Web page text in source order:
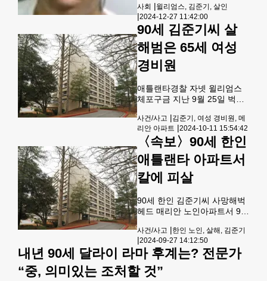
김준기 씨를 50번 이상 찔러
살해한 혐의를 받은 경비원이
기소됐다.풀턴카운티 슈피리
어법원 대배심은 지난주 자넷
데니스 윌리엄스(65세)를 공식
적으로 기소할 만한 충분한 증
거가 있다고 결정해 김준기 씨
를 살해한 혐의로 살인과 중범
살인 2건을 기소했다. 그녀는
또한 노인에 대한 중상해와 착
취 및 협박 혐의로 기소됐다.당
국은 메리안 노인 아파트에 사
는 많은 노인들에게 충격을 준
이 범죄의 동기를 밝히지 않았
다. 이 건물은 애틀랜타 주택
사회 |윌리엄스, 김준기, 살인
|2024-12-27 11:42:00
90세 김준기씨 살
해범은 65세 여성
경비원
애틀랜타경찰 자넷 윌리엄스
체포구금 지난 9월 25일 벅헤
차례 칼에 피습을 당해 사망한
90세 김준기씨를 사해한 용의
자인 65세 여성이 10일 체포됐
다.애틀랜타 경찰국 살인사건
형사대는 보도자료를 통해 65
세 여성 자넷 윌리엄스(1959
년생)를 체포해 중범살인 혐의
로 기소해 풀턴카운티 구치소
에 수감했다고 밝혔다. 체포 과
정에서 별다른 사건은 일어나
지 않았다.자넷 윌리엄스는 이
아파트의 경비원으로 근무하
고 있다고 다른 매체가 전했다.
김준기씨는 벅헤드 760 시드
니 마커스 블러버드 선상의 노
사건/사고 |김준기, 여성 경비원, 메
리안 아파트 |2024-10-11 15:54:42
〈속보〉90세 한인
애틀랜타 아파트서
칼에 피살
90세 한인 김준기씨 사망해벅
헤드 매리안 노인아파트서 90
침 거주하던 애틀랜타 벅헤드
아파트에서 칼에 찔려 사망한
사건이 일어난 것이 뒤늦게 알
려졌다.애틀랜타 경찰은 지난
25일 오전 7시 50분경 한 남성
사건/사고 |한인 노인, 살해, 김준기
|2024-09-27 14:12:50
내년 90세 달라이 라마 후계는? 전문가
“중, 의미있는 조처할 것”